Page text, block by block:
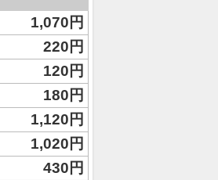
1,070円
220円
120円
180円
1,120円
1,020円
430円